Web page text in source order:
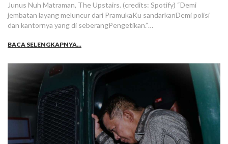
Junus Nuh Matraman, The Upstairs. (credits: Spotify) “Demi
jembatan layang meluncur dari PramukaKu sandarkanDemi polisi
dan kantornya yang di seberangPengetikan.”…
BACA SELENGKAPNYA...